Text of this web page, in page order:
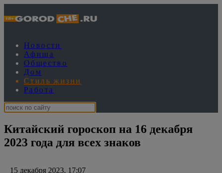
Новости
Афиша
Общество
Дом
Стиль жизни
Работа
Китайский гороскоп на 16 декабря
2023 года для всех знаков
15 декабря 2023, 17:07